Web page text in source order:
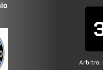
Arbitro: